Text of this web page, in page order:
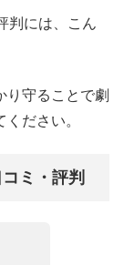
判には、こん
り守ることで劇
ださい。
ミ・評判